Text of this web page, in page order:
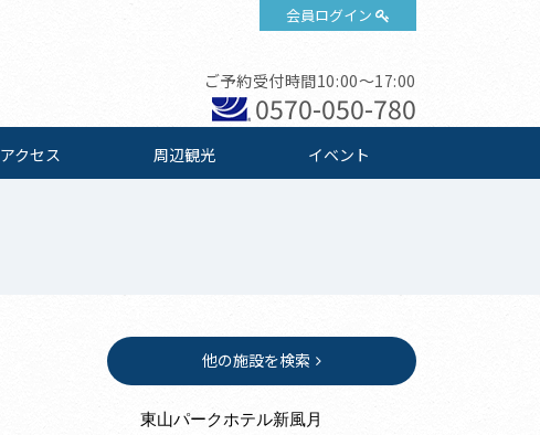
会員ログイン
ご予約受付時間10:00～17:00
0570-050-780
アクセス 周辺観光 イベント
他の施設を検索
東山パークホテル新風月